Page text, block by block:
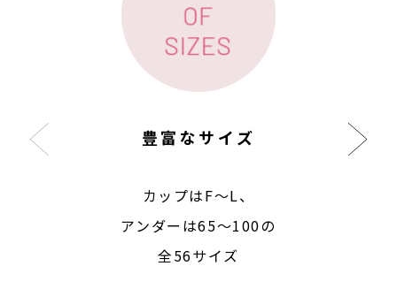
豊富なサイズ
カップはF〜L、
アンダーは65〜100の
全56サイズ